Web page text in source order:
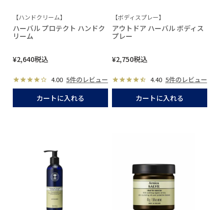
【ハンドクリーム】
ハーバル プロテクト ハンドク
リーム
¥2,640税込
4.00 5件のレビュー
カートに入れる
【ボディスプレー】
アウトドア ハーバル ボディス
プレー
¥2,750税込
4.40 5件のレビュー
カートに入れる